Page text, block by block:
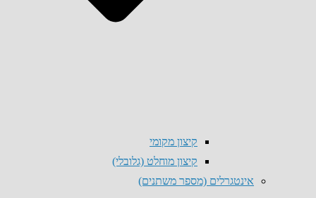
קיצון מקומי
קיצון מוחלט (גלובלי)
אינטגרלים (מספר משתנים)